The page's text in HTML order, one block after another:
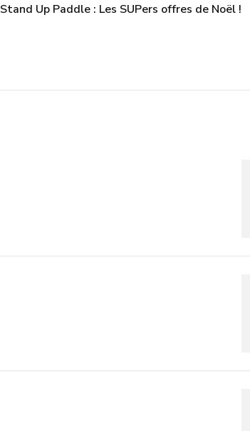
Stand Up Paddle : Les SUPers offres de Noël !